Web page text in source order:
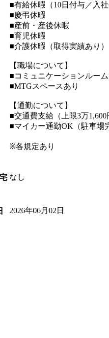
■有給休暇（10日付与／入社
■慶弔休暇
■産前・産後休暇
■育児休暇
■介護休暇（取得実績あり）
【職場について】
■コミュニケーションルー
■MTGスペースあり
【通勤について】
■交通費支給（上限3万1,600
■マイカー通勤OK（駐車場
※各規定あり
なし
2026年06月02日